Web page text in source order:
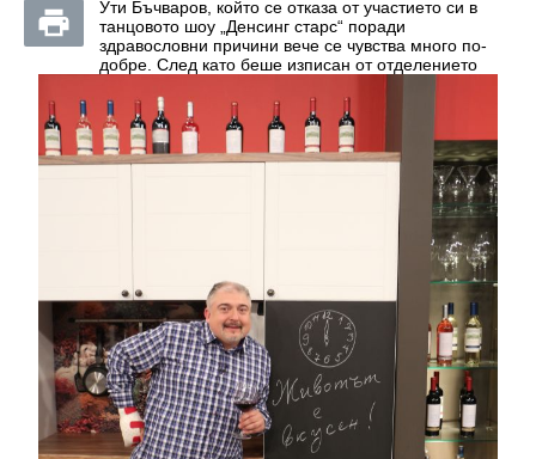
Ути Бъчваров, който се отказа от участието си в
танцовото шоу „Денсинг старс“ поради
здравословни причини вече се чувства много по-
добре. След като беше изписан от отделението